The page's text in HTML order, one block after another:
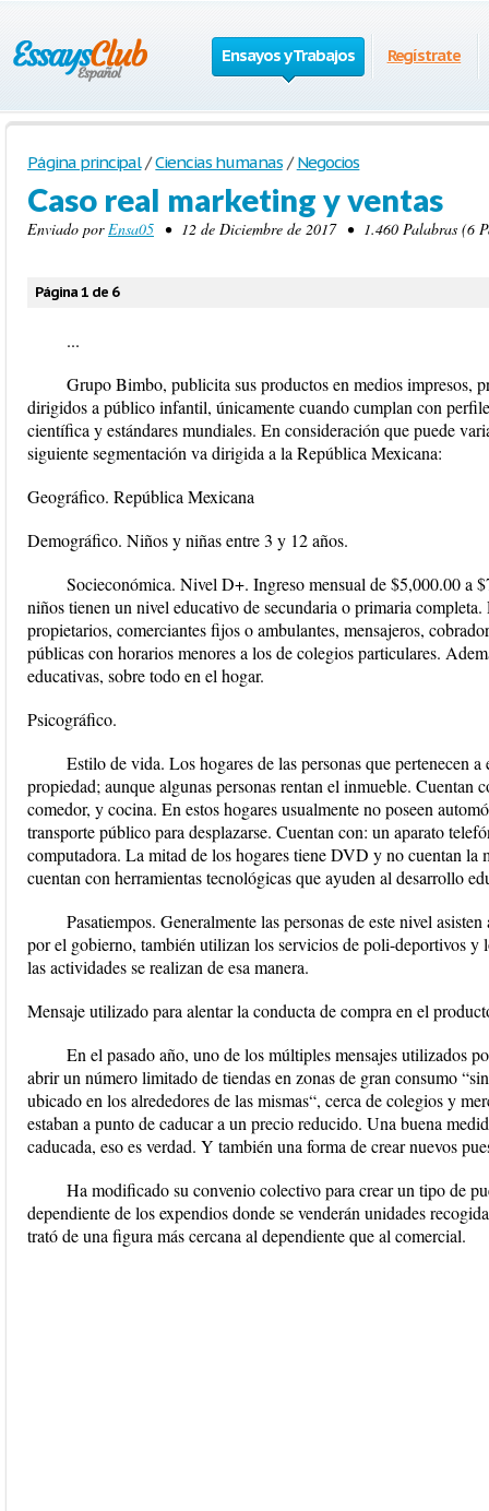
Ensayos y Trabajos Regístrate
Página principal / Ciencias humanas / Negocios
Caso real marketing y ventas
Enviado porEnsa05 • 12 de Diciembre de 2017 • 1.460 Palabras (6
Página 1 de 6
...
Grupo Bimbo, publicita sus productos en medios impresos,
dirigidos a público infantil, únicamente cuando cumplan con
científica y estándares mundiales. En consideración que puede
siguiente segmentación va dirigida a la República Mexicana:
Geográfico. República Mexicana
Demográfico. Niños y niñas entre 3 y 12 años.
Socieconómica. Nivel D+. Ingreso mensual de $5,000.00 a
niños tienen un nivel educativo de secundaria o primaria completa.
propietarios, comerciantes fijos o ambulantes, mensajeros,
públicas con horarios menores a los de colegios particulares.
educativas, sobre todo en el hogar.
Psicográfico.
Estilo de vida. Los hogares de las personas que pertenecen
propiedad; aunque algunas personas rentan el inmueble. Cuentan
comedor, y cocina. En estos hogares usualmente no poseen
transporte público para desplazarse. Cuentan con: un aparato
computadora. La mitad de los hogares tiene DVD y no cuentan la
cuentan con herramientas tecnológicas que ayuden al desarrollo
Pasatiempos. Generalmente las personas de este nivel
por el gobierno, también utilizan los servicios de poli-deportivos y
las actividades se realizan de esa manera.
Mensaje utilizado para alentar la conducta de compra en el
En el pasado año, uno de los múltiples mensajes utilizados
abrir un número limitado de tiendas en zonas de gran consumo
ubicado en los alrededores de las mismas“, cerca de colegios y
estaban a punto de caducar a un precio reducido. Una buena
caducada, eso es verdad. Y también una forma de crear nuevos
Ha modificado su convenio colectivo para crear un tipo de
dependiente de los expendios donde se venderán unidades
trató de una figura más cercana al dependiente que al comercial.